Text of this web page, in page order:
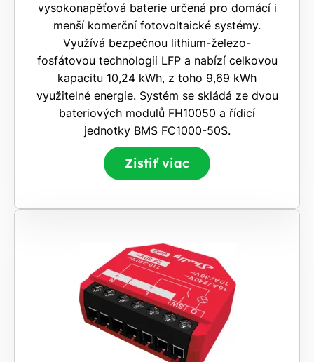
vysokonapěťová baterie určená pro domácí i
menší komerční fotovoltaické systémy.
Využívá bezpečnou lithium-železo-
fosfátovou technologii LFP a nabízí celkovou
kapacitu 10,24 kWh, z toho 9,69 kWh
využitelné energie. Systém se skládá ze dvou
bateriových modulů FH10050 a řídicí
jednotky BMS FC1000-50S.
Zistiť viac